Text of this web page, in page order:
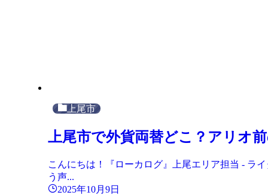
上尾市
上尾市で外貨両替どこ？アリオ
こんにちは！『ローカログ』上尾エリア担当 - ラ
う声...
2025年10月9日